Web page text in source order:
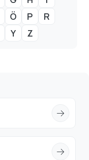
Ö P
R
Y Z